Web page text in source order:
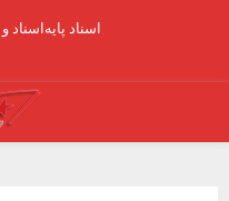
اسناد پایه اسناد